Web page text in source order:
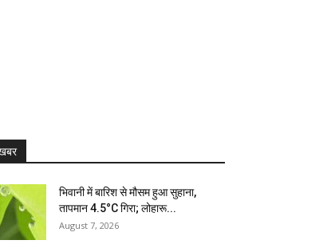
भिवानी में बारिश से मौसम हुआ सुहाना,
तापमान 4.5°C गिरा; लोहारू...
August 7, 2026